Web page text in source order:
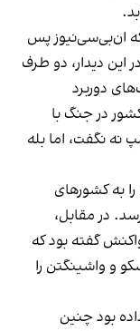
ان‌بی‌سی‌نیوز پس
این دیدار، دو طرف
دوربرد
در جنگ با
نه نگفت، اما بله
به کشورهای
در مقابل،
گفته بود که
و واشینگتن را
بود چنین